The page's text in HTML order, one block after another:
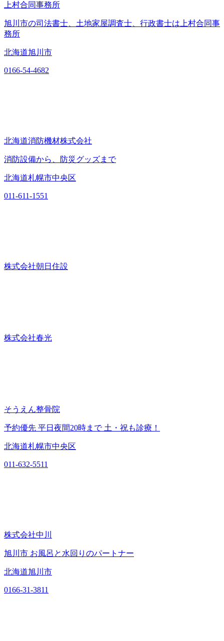
上村合同事務所
旭川市の司法書士、土地家屋調査士、行政書士は上村合同事
務所
北海道旭川市
0166-54-4682
北海道消防機材株式会社
消防設備から、防災グッズまで
北海道札幌市中央区
011-611-1551
株式会社朝日住設
株式会社春光
そうえん整骨院
予約優先 平日夜間20時まで 土・祝も診療！
北海道札幌市中央区
011-632-5511
株式会社中川
旭川市 お風呂と水回りのパートナー
北海道旭川市
0166-31-3811